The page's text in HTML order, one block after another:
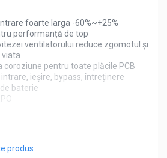
foarte larga -60%~+25%
performanță de top
ventilatorului reduce zgomotul și
viata
coroziune pentru toate plăcile PCB
ieșire, bypass, întreținere
baterie
la 96%, TCO mai mic și mai multă
de până la 1,0
produs